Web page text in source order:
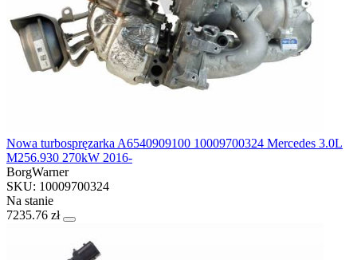
Nowa turbospręzarka A6540909100 10009700324 Mercedes 3.0L
M256.930 270kW 2016-
BorgWarner
SKU: 10009700324
Na stanie
7235.76 zł